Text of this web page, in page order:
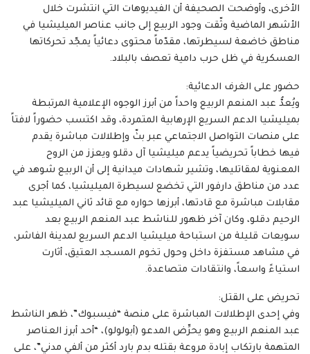
الأخرى، وأوضحت الصحيفة أن الفيديوهات التي انتشرت خلال
الأشهر الماضية وثّقت وجود الربيع إلى جانب عناصر الميليشيا في
مناطق خاضعة لسيطرتها، مقدّماً محتوى دعائياً يمجّد تحركاتها
العسكرية في ظل حرب دامية تعصف بالبلاد.
حضور على الغرف الدعائية:
ويُعدُّ عبد المنعم الربيع واحداً من أبرز الوجوه الإعلامية المرتبطة
بميليشيا الدعم السريع الإرهابية المتمردة، وقد اكتسب حضوراً لافتاً
على منصات التواصل الاجتماعي عبر بثّ وإطلالات مباشرة يقدم
فيها خطاباً تحريضياً يدعم ميليشيا آل دقلو ويعزز من الروح
المعنوية لمقاتليها، وتشير شهادات ميدانية إلى أن الربيع شوهد في
عدد من مناطق دارفور التي تخضع لسيطرة الميليشيا، كما أجرى
مقابلات مباشرة مع قادتها، أبرزها حواره مع قائد ثاني الميليشيا عبد
الرحيم دقلو، وكان آخر ظهور للناشط عبد المنعم الربيع بعد
سويعات قليلة من استباحة ميليشيا الدعم السريع لمدينة الفاشر،
في مشاهد مستفزة داخل وحول تخوم المسجد العتيق، أثارت
استياءً واسعاً، وانتقادات متصاعدة.
تحريض على القتل:
وفي إحدى الإطلالات المباشرة على منصة “فيسبوك”، ظهر الناشط
عبد المنعم الربيع وهو يحرِّض المدعو (أبولولو)، “أحد أبرز العناصر
المتهمة بارتكاب إبادة مروعة بقتله بدم بارد أكثر من ألفي مدني”، على